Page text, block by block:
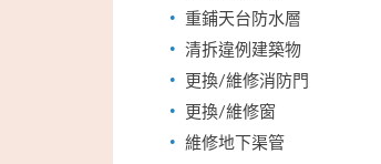
重鋪天台防水層
清拆違例建築物
更換/維修消防門
更換/維修窗
維修地下渠管